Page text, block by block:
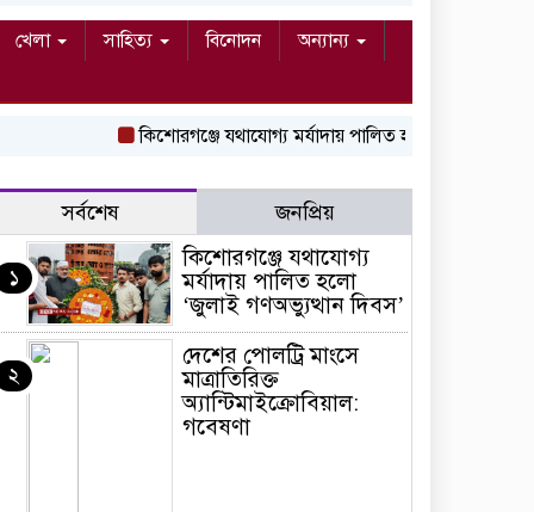
খেলা সাহিত্য বিনোদন
অন্যান্য
কিশোরগঞ্জে যথাযোগ্য মর্যাদায় পালিত হলো ‘জুলাই গণঅভ্যুত্থান
সর্বশেষ জনপ্রিয়
১
কিশোরগঞ্জে যথাযোগ্য
মর্যাদায় পালিত হলো
‘জুলাই গণঅভ্যুত্থান দিবস’
২
দেশের পোলট্রি মাংসে
মাত্রাতিরিক্ত
অ্যান্টিমাইক্রোবিয়াল:
গবেষণা